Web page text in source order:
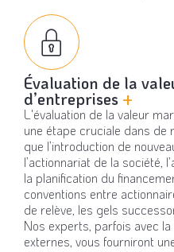
Évaluation de la
d’entreprises +
L'évaluation de la valeur
une étape cruciale dans de
que l’introduction de
l’actionnariat de la société,
la planification du
conventions entre
de relève, les gels
Nos experts, parfois avec
externes, vous fourniront